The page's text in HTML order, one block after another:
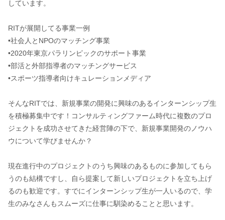
しています。
RITが展開してる事業一例
•社会人とNPOのマッチング事業
•2020年東京パラリンピックのサポート事業
•部活と外部指導者のマッチングサービス
•スポーツ指導者向けキュレーションメディア
そんなRITでは、新規事業の開発に興味のあるインターンシップ生
を積極募集中です！コンサルティングファーム時代に複数のプロ
ジェクトを成功させてきた経営陣の下で、新規事業開発のノウハ
ウについて学びませんか？
現在進行中のプロジェクトのうち興味のあるものに参加してもら
うのも結構ですし、自ら提案して新しいプロジェクトを立ち上げ
るのも歓迎です。すでにインターンシップ生が一人いるので、学
生のみなさんもスムーズに仕事に馴染めることと思います。